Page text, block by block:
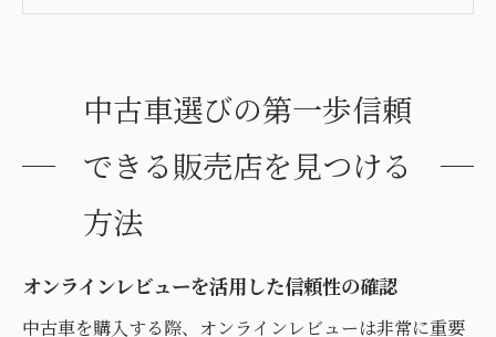
アフターサービスの有無を確認する重要性
友人や家族の口コミを参考にした選び方
中古車の状態を見極めるために必要なチェック
ポイント
事故歴と修理履歴の調べ方
試運転でチェックすべき基本項目
中古車選びの第一歩信頼
できる販売店を見つける
方法
オンラインレビューを活用した信頼性の確認
中古車を購入する際、オンラインレビューは非常に重要